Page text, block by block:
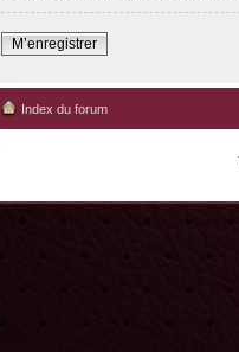
M’enregistrer
Index du forum